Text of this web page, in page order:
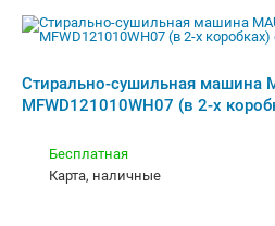
Стирально-сушильная машина
MFWD121010WH07 (в 2-х
Бесплатная
карта, наличные